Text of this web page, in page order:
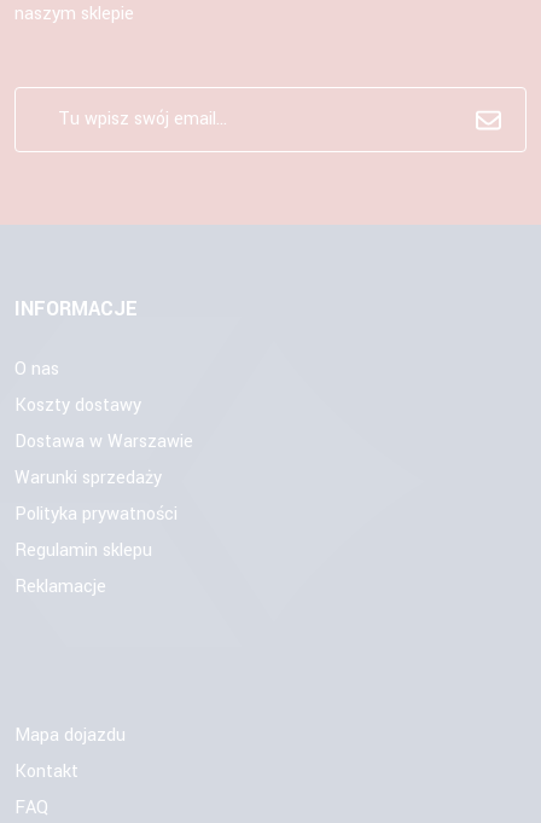
naszym sklepie
INFORMACJE
O nas
Koszty dostawy
Dostawa w Warszawie
Warunki sprzedaży
Polityka prywatności
Regulamin sklepu
Reklamacje
Mapa dojazdu
Kontakt
FAQ